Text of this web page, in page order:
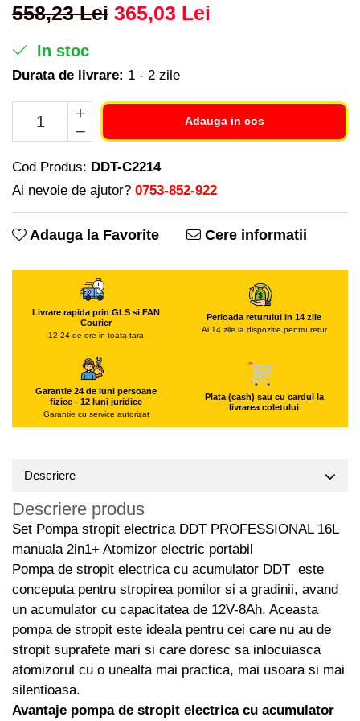
Piese si consumabile pentru
MOTOCOSITORI
Plantatoare + Semanatori
Scarificatoare
Tocatoare fan, crengi, tulpini
Freze de zapada
Masini de slefuit
Macarale si electopalane
Masini de tencuit
Masini de taiat placi ceramice /
gresie / faianta / parchet
Motoare termice
Motoare electrice
Pistoale de impact electrice si
pneumatice
Pistoale de vopsit
Polizoare electrice de banc si
Rindele si freze pentru lemn
Redresoare auto - roboti de
pornire
Suflante cu aer cald
Scari metalice
Strungurii
Scule cu acumulator
Scule pentru electricieni
Convectoare
Radiatoare
Sobe pe gaz
Tunuri de caldura
Ventilatoare
Ventilatoare Industriale
Chiuvete bucatarie
Deshidratoare
Dozatoare de apa
Espressoare, cafetiere si rasnite
Forme de prajituri
Hote Telescopice
Hote Traditionale
Hote Incorporabile
Hote Cupolare
Accesorii, consumabile hote
Masini de tocat carne
Masini de carnati ( CARNATARI )
Masini de spalat vase
Masini de spalat vase incorporabile
Masini de spalat vase independente
Masini de spalat rufe
Masini de spalat rufe frontale
Masini de spalat rufe verticale
Masini de spalat rufe incorporabile
558,23 Lei 365,03 Lei
In stoc
Durata de livrare: 1 - 2 zile
Adauga in cos
Cod Produs: DDT-C2214
Ai nevoie de ajutor? 0753-852-922
Adauga la Favorite Cere informatii
Livrare rapida prin GLS si FAN
Courier
12-24 de ore in toata tara
Perioada returului in 14 zile
Ai 14 zile la dispozitie pentru retur
Garantie 24 de luni persoane
fizice - 12 luni juridice
Garantie cu service autorizat
Plata (cash) sau cu cardul la
livrarea coletului
Descriere
Descriere produs
Set Pompa stropit electrica DDT PROFESSIONAL 16L
manuala 2in1+ Atomizor electric portabil
Pompa de stropit electrica cu acumulator DDT este
conceputa pentru stropirea pomilor si a gradinii, avand
un acumulator cu capacitatea de 12V-8Ah. Aceasta
pompa de stropit este ideala pentru cei care nu au de
stropit suprafete mari si care doresc sa inlocuiasca
atomizorul cu o unealta mai practica, mai usoara si mai
silentioasa.
Avantaje pompa de stropit electrica cu acumulator